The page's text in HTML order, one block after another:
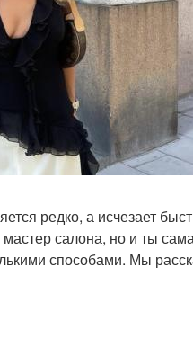
редко, а исчезает
салона, но и ты
способами. Мы